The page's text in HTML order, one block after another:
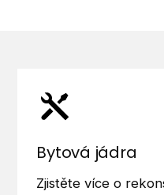
Bytová jádra
Zjistěte více o